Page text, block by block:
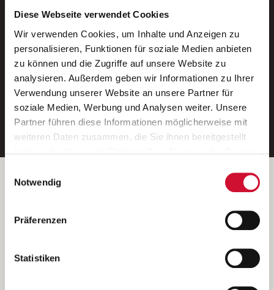
Diese Webseite verwendet Cookies
Wir verwenden Cookies, um Inhalte und Anzeigen zu
personalisieren, Funktionen für soziale Medien anbieten
zu können und die Zugriffe auf unsere Website zu
analysieren. Außerdem geben wir Informationen zu Ihrer
Verwendung unserer Website an unsere Partner für
soziale Medien, Werbung und Analysen weiter. Unsere
Partner führen diese Informationen möglicherweise mit
weiteren Daten zusammen, die Sie ihnen bereitgestellt
Wenn Sie auf „Cookies zulassen“ klicken, so stimmen
Sie der Speicherung sämtlicher Cookies zu. Sie können
Ihre Einwilligung selbstverständlich jederzeit widerrufen,
indem Sie die Cookie-Einstellungen aufrufen und diese
unsererDatenschutzerklärung
Notwendig
Präferenzen
Statistiken
Neue Stellen per E-Mail.
Ein kostenloser Service von AWO
Jobs.
E-Mail-Adresse eintragen
Betreiber der Webseite
Kantstraße 45a
(Ein Tochterunternehmen des AWO Bezirksverbandes Unterfranken
e.V.)